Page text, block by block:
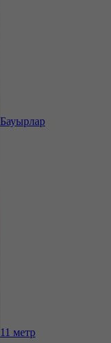
Бауырлар
11 метр